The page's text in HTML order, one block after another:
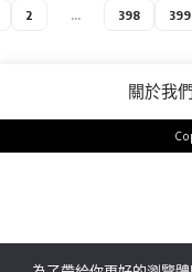
2 ... 398 399
關於我們